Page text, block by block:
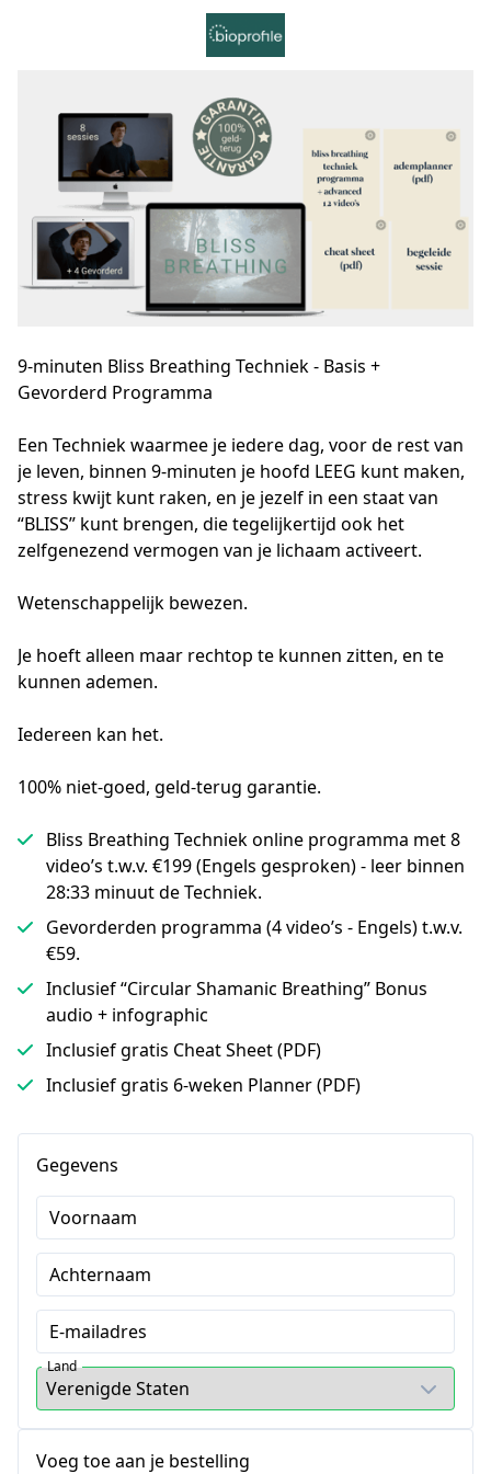
9-minuten Bliss Breathing Techniek - Basis +
Gevorderd Programma
Een Techniek waarmee je iedere dag, voor de rest van
je leven, binnen 9-minuten je hoofd LEEG kunt maken,
stress kwijt kunt raken, en je jezelf in een staat van
“BLISS” kunt brengen, die tegelijkertijd ook het
zelfgenezend vermogen van je lichaam activeert.
Wetenschappelijk bewezen.
Je hoeft alleen maar rechtop te kunnen zitten, en te
kunnen ademen.
Iedereen kan het.
100% niet-goed, geld-terug garantie.
Bliss Breathing Techniek online programma met 8
video’s t.w.v. €199 (Engels gesproken) - leer binnen
28:33 minuut de Techniek.
Gevorderden programma (4 video’s - Engels) t.w.v.
€59.
Inclusief “Circular Shamanic Breathing” Bonus
audio + infographic
Inclusief gratis Cheat Sheet (PDF)
Inclusief gratis 6-weken Planner (PDF)
Gegevens
Voornaam
Achternaam
E-mailadres
Land
Voeg toe aan je bestelling